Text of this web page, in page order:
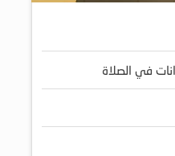
في الصلاة